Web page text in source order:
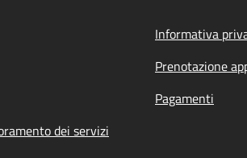
Informativa
Prenotazione
Pagamenti
dei servizi